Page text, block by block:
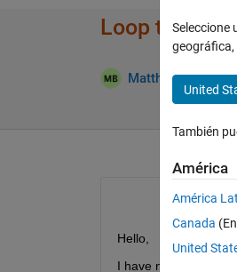
Loop to read
Matthew 9 Nov.
Hello,
I have need to read
Seleccione
geográfica,
United
También
América
América
Canada
United